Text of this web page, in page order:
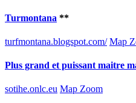
Turmontana **
turfmontana.blogspot.com/ Map
Plus grand et puissant maitre
sotihe.onlc.eu Map Zoom